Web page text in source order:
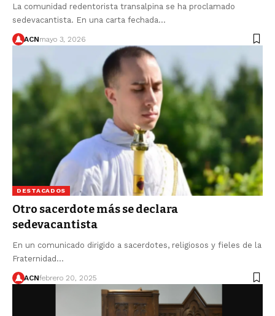
La comunidad redentorista transalpina se ha proclamado
sedevacantista. En una carta fechada…
ACNmayo 3, 2026
DESTACADOS
Otro sacerdote más se declara
sedevacantista
En un comunicado dirigido a sacerdotes, religiosos y fieles de la
Fraternidad…
ACNfebrero 20, 2025